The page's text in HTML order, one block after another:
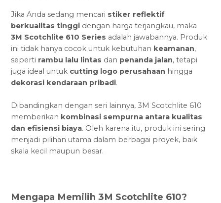
Jika Anda sedang mencari stiker reflektif
berkualitas tinggi dengan harga terjangkau, maka
3M Scotchlite 610 Series adalah jawabannya. Produk
ini tidak hanya cocok untuk kebutuhan keamanan,
seperti rambu lalu lintas dan penanda jalan, tetapi
juga ideal untuk cutting logo perusahaan hingga
dekorasi kendaraan pribadi.
Dibandingkan dengan seri lainnya, 3M Scotchlite 610
memberikan kombinasi sempurna antara kualitas
dan efisiensi biaya. Oleh karena itu, produk ini sering
menjadi pilihan utama dalam berbagai proyek, baik
skala kecil maupun besar.
Mengapa Memilih 3M Scotchlite 610?